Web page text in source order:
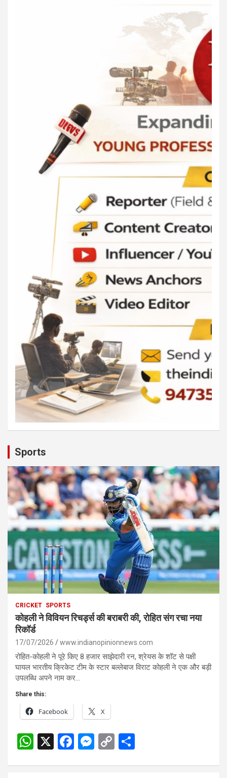
Sports
CRICKET SPORTS
कोहली ने विवियन रिचर्ड्स की बराबरी की, रोहित संग रचा नया
रिकॉर्ड
17/07/2026 www.indianopinionnews.com
रोहित-कोहली ने पूरे किए 8 हजार साझेदारी रन, श्रेयस के शॉट से पक्षी
घायल भारतीय क्रिकेट टीम के स्टार बल्लेबाज विराट कोहली ने एक और बड़ी
उपलब्धि अपने नाम कर…
Share this:
Facebook X
W X
F
M C